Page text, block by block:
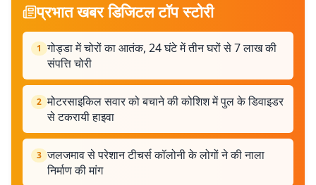
प्रभात खबर डिजिटल टॉप स्टोरी
1 गोड्डा में चोरों का आतंक, 24 घंटे में तीन घरों से 7 लाख की
संपत्ति चोरी
2 मोटरसाइकिल सवार को बचाने की कोशिश में पुल के डिवाइडर
से टकरायी हाइवा
3 जलजमाव से परेशान टीचर्स कॉलोनी के लोगों ने की नाला
निर्माण की मांग